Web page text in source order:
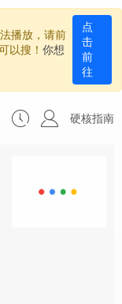
播放，请前
以搜！ 你想
点
击
前
往
硬核指南